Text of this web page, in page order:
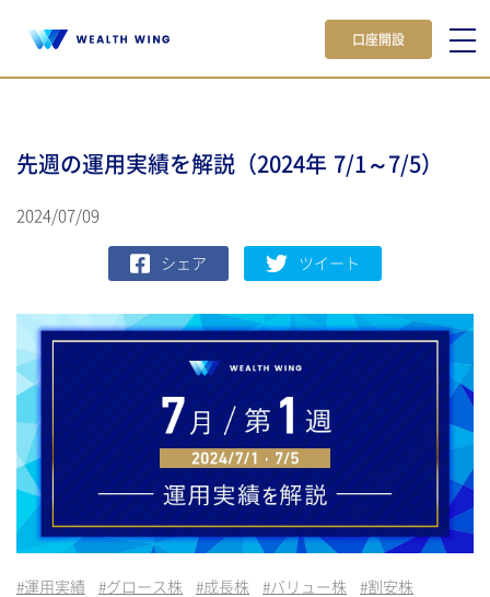
口座開設
先週の運用実績を解説（2024年 7/1～7/5）
2024/07/09
シェア ツイート
#運用実績 #グロース株 #成長株 #バリュー株 #割安株